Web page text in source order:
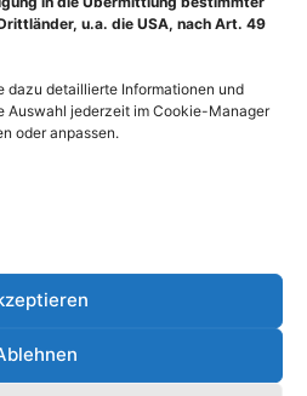
u.a. die USA, nach Art. 49
dazu detaillierte Informationen und
Auswahl jederzeit im Cookie-Manager
oder anpassen.
Amyloid-Plaques bei Alzheimer-
ist der Name zweier
allem im Bereich der
der Senilen Plaques bekannt
Bei der Alzheimer-Krankheit
sich das Hirngewebe zurück, Rillen
Sulci) sind erweitert und es zeigt
(Gyri) an der